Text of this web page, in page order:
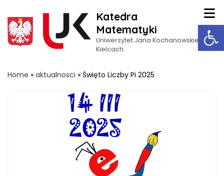
Katedra
Matematyki
Uniwersytet Jana Kochanowskiego w
Kielcach
Home » aktualnosci » Święto Liczby Pi 2025